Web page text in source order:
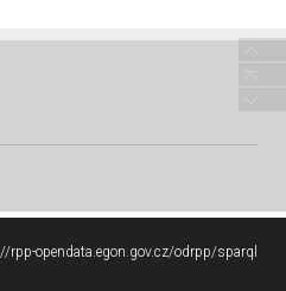
rpp-opendata.egon.gov.cz/odrpp/sparql